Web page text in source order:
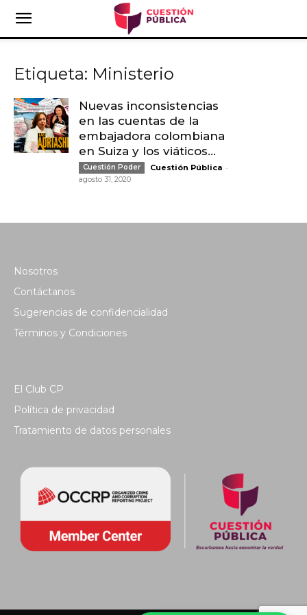
Etiqueta: Ministerio
Nuevas inconsistencias
en las cuentas de la
embajadora colombiana
en Suiza y los viáticos...
Cuestión Poder Cuestión Pública -
agosto 31, 2020
Nosotros
Contáctanos
Sugerencias de confidencialidad
Términos y Condiciones
El Club CP
Política de privacidad
Tratamiento de datos personales